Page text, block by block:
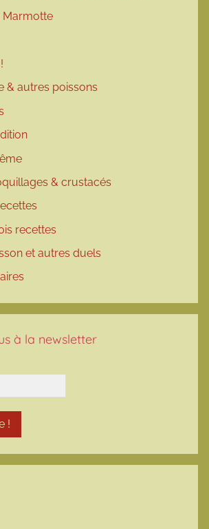
Marmotte
& autres poissons
& crustacés
recettes
et autres duels
à la newsletter